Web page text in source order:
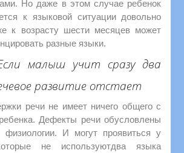
Но даже в этом случае ребенок
к языковой ситуации довольно
к возрасту шести месяцев может
разные языки.
малыш учит сразу два
развитие отстает
речи не имеет ничего общего с
Дефекты речи обусловлены
физиологии. И могут проявиться у
не используютдва языка